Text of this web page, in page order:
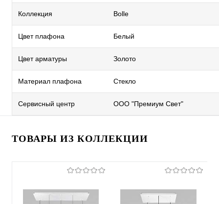
Коллекция Bolle
Цвет плафона Белый
Цвет арматуры Золото
Материал плафона Стекло
Сервисный центр ООО "Премиум Свет"
ТОВАРЫ ИЗ КОЛЛЕКЦИИ